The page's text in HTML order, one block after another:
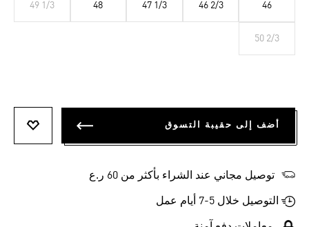
46
46 2/3
47 1/3
48
49 1/3
50 2/3
أضف إلى حقيبة التسوق
توصيل مجاني عند الشراء بأكثر من 60 ر.ع
التوصيل خلال 5-7 أيام عمل